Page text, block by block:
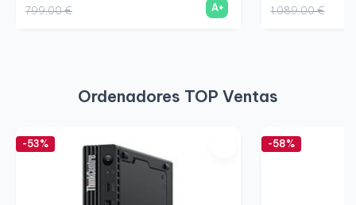
799,00 € A+ 1.089,00 €
Ordenadores TOP Ventas
-53% -58%